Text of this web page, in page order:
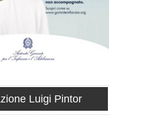
Luigi Pintor